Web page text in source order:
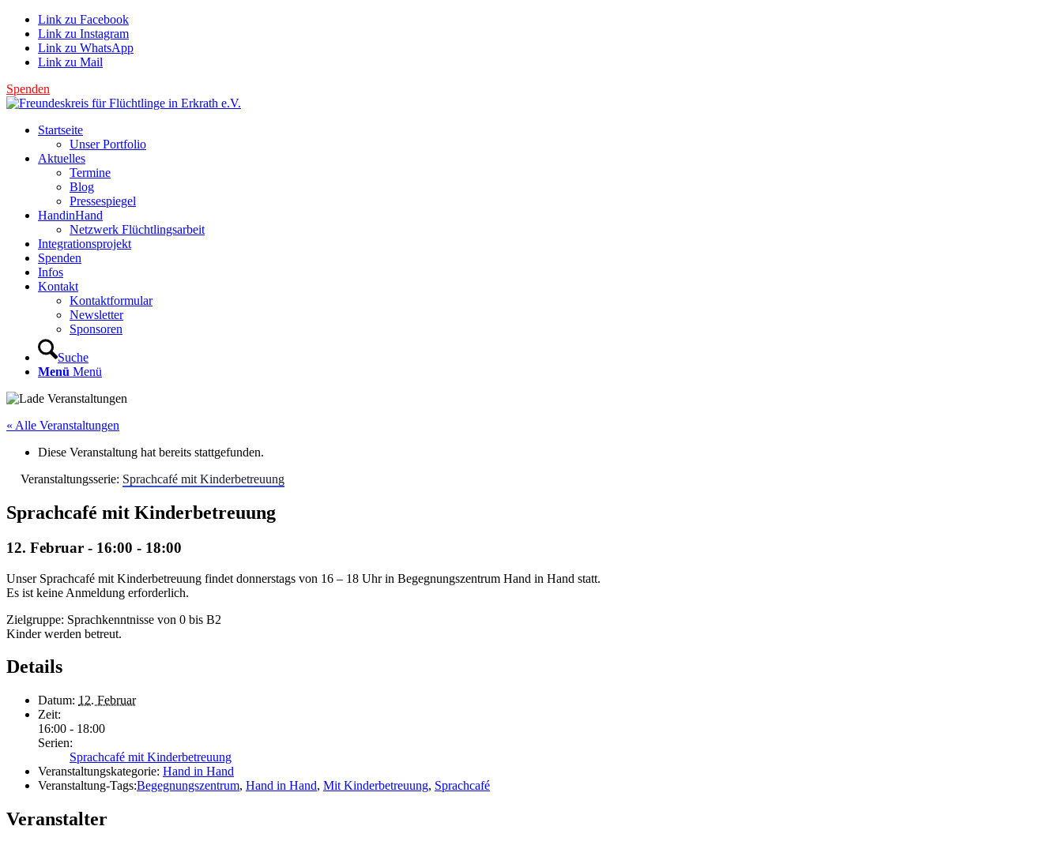
Link zu Facebook
Link zu Instagram
Link zu WhatsApp
Link zu Mail
Spenden
Startseite
Unser Portfolio
Aktuelles
Termine
Blog
Pressespiegel
HandinHand
Netzwerk Flüchtlingsarbeit
Integrationsprojekt
Spenden
Infos
Kontakt
Kontaktformular
Newsletter
Sponsoren
Suche
Menü Menü
« Alle Veranstaltungen
Diese Veranstaltung hat bereits stattgefunden.
Veranstaltungsserie: Sprachcafé mit Kinderbetreuung
Sprachcafé mit Kinderbetreuung
12. Februar - 16:00 - 18:00
Unser Sprachcafé mit Kinderbetreuung findet donnerstags von 16 – 18 Uhr in Begegnungszentrum Hand in Hand statt.
Es ist keine Anmeldung erforderlich.
Zielgruppe: Sprachkenntnisse von 0 bis B2
Kinder werden betreut.
Details
Datum: 12. Februar
Zeit:
16:00 - 18:00
Serien:
Sprachcafé mit Kinderbetreuung
Veranstaltungskategorie: Hand in Hand
Veranstaltung-Tags:Begegnungszentrum, Hand in Hand, Mit Kinderbetreuung, Sprachcafé
Veranstalter